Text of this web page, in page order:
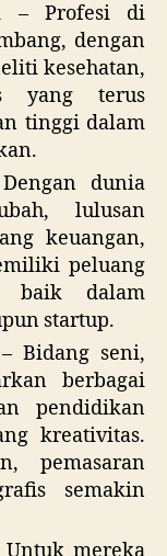
– Profesi di
dengan
kesehatan,
yang terus
tinggi dalam
dunia
lulusan
keuangan,
peluang
baik dalam
startup.
Bidang seni,
berbagai
pendidikan
kreativitas.
pemasaran
semakin